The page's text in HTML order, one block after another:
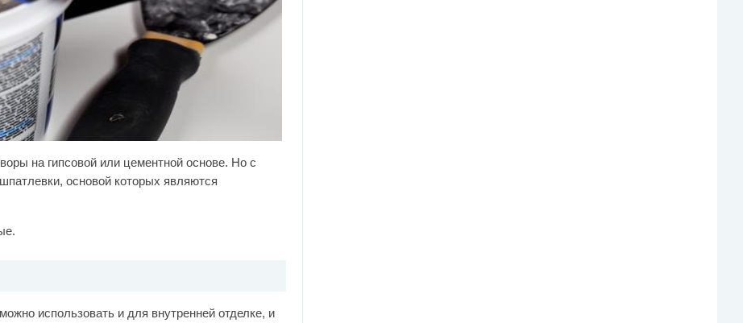
на гипсовой или цементной основе. Но с
основой которых являются
использовать и для внутренней отделке, и